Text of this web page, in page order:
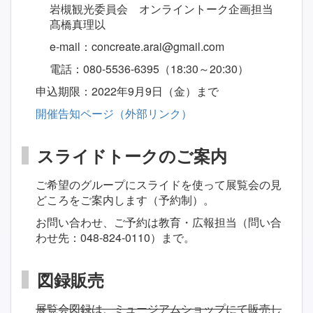
岩槻観光委員会 オンライントーク企画担当
髙橋真理以
e-mail：concreate.arai@gmail.com
電話：080-5536-6395（18:30～20:30）
申込期限：2022年9月9日（金）まで
開催告知ページ（外部リンク）
スライドトークのご案内
ご希望のグループにスライドを使って展覧会の見
どころをご案内します（予約制）。
お問い合わせ、ご予約は教育・広報担当（問い合
わせ先：048-824-0110）まで。
図録販売
展覧会図録は、ミュージアムショップにて販売し